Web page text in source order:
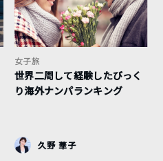
女子旅
世界二周して経験したびっく
り海外ナンパランキング
久野 華子